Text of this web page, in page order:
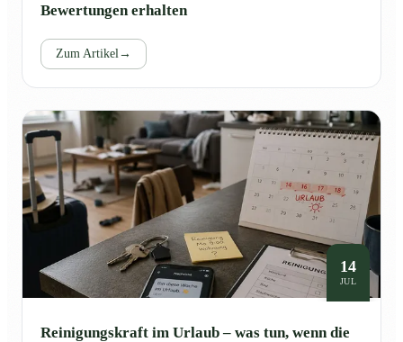
Bewertungen erhalten
Zum Artikel →
14
JUL
Reinigungskraft im Urlaub – was tun, wenn die